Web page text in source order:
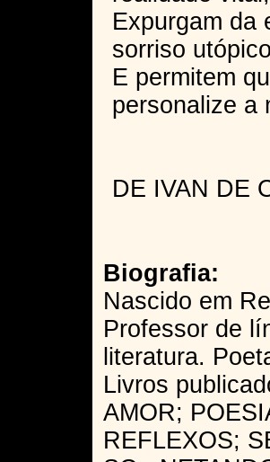
Expurgam da
sorriso
E permitem
personalize a
DE IVAN DE
Biografia:
Nascido em
Professor de
literatura.
Livros
AMOR;
REFLEXOS;